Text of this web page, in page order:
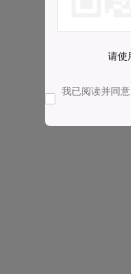
请使
我已阅读并同意